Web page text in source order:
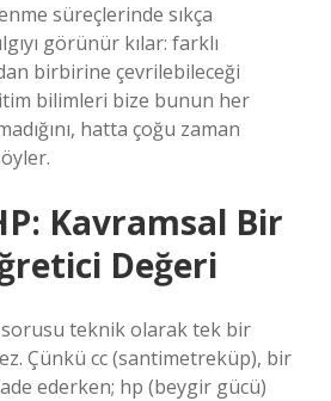
süreçlerinde sıkça
görünür kılar: farklı
birbirine çevrilebileceği
bilimleri bize bunun her
hatta çoğu zaman
Kavramsal Bir
Değeri
sorusu teknik olarak tek bir
Çünkü cc (santimetreküp), bir
ederken; hp (beygir gücü)